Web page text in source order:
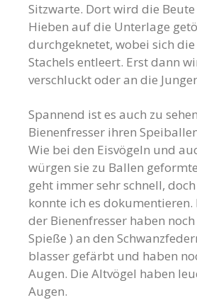
Sitzwarte. Dort wird die
Hieben auf die Unterlage
durchgeknetet, wobei sich
Stachels entleert. Erst dann
verschluckt oder an die
Spannend ist es auch zu
Bienenfresser ihren
Wie bei den Eisvögeln und
würgen sie zu Ballen
geht immer sehr schnell,
konnte ich es dokumentieren.
der Bienenfresser haben
Spieße ) an den
blasser gefärbt und haben
Augen. Die Altvögel haben
Augen.